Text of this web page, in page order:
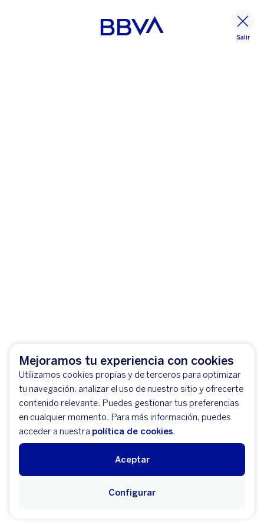
Mejoramos tu experiencia con cookies
Utilizamos cookies propias y de terceros para optimizar
tu navegación, analizar el uso de nuestro sitio y ofrecerte
contenido relevante. Puedes gestionar tus preferencias
en cualquier momento. Para más información, puedes
acceder a nuestra política de cookies.
Aceptar
Configurar
Salir